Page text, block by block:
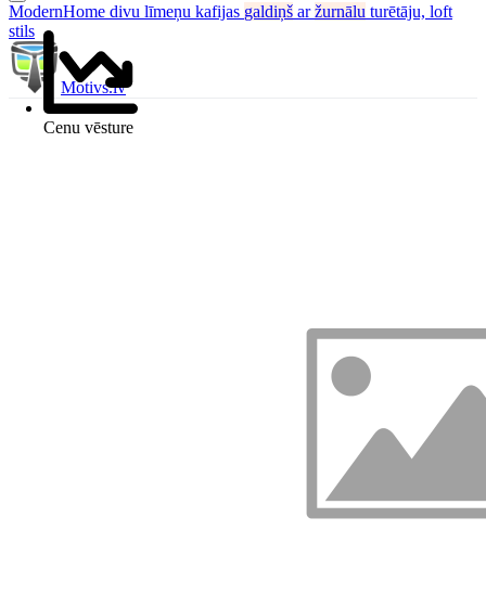
Cenu vēsture
ModernHome divu līmeņu kafijas galdiņš aržurnālu turētāju, loft
stils
Motivs.lv